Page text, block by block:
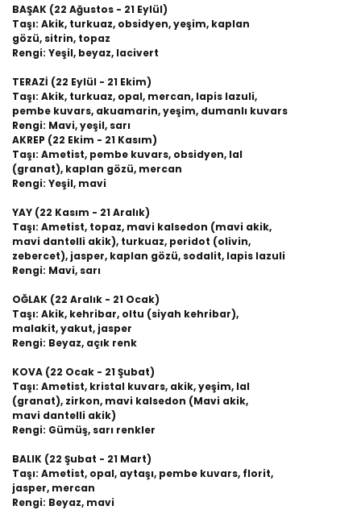
BAŞAK (22 Ağustos - 21 Eylül)
Taşı: Akik, turkuaz, obsidyen, yeşim, kaplan
gözü, sitrin, topaz
Rengi: Yeşil, beyaz, lacivert
TERAZİ (22 Eylül - 21 Ekim)
Taşı: Akik, turkuaz, opal, mercan, lapis lazuli,
pembe kuvars, akuamarin, yeşim, dumanlı kuvars
Rengi: Mavi, yeşil, sarı
AKREP (22 Ekim - 21 Kasım)
Taşı: Ametist, pembe kuvars, obsidyen, lal
(granat), kaplan gözü, mercan
Rengi: Yeşil, mavi
YAY (22 Kasım - 21 Aralık)
Taşı: Ametist, topaz, mavi kalsedon (mavi akik,
mavi dantelli akik), turkuaz, peridot (olivin,
zebercet), jasper, kaplan gözü, sodalit, lapis lazuli
Rengi: Mavi, sarı
OĞLAK (22 Aralık - 21 Ocak)
Taşı: Akik, kehribar, oltu (siyah kehribar),
malakit, yakut, jasper
Rengi: Beyaz, açık renk
KOVA (22 Ocak - 21 Şubat)
Taşı: Ametist, kristal kuvars, akik, yeşim, lal
(granat), zirkon, mavi kalsedon (Mavi akik,
mavi dantelli akik)
Rengi: Gümüş, sarı renkler
BALIK (22 Şubat - 21 Mart)
Taşı: Ametist, opal, aytaşı, pembe kuvars, florit,
jasper, mercan
Rengi: Beyaz, mavi